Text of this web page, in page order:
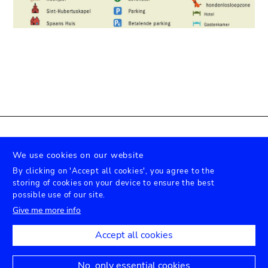
X
© - 版权归比利时皇家中非博物馆所有 - 2021
We use cookies on our website
By clicking on 'Accept all cookies', you agree to the
storing of cookies on your device to ensure the best
possible use of our site.
Give me more info
Accept all cookies